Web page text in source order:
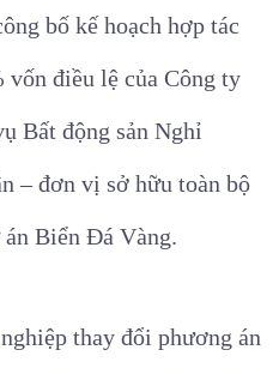
bố kế hoạch hợp tác
vốn điều lệ của Công ty
Bất động sản Nghỉ
– đơn vị sở hữu toàn bộ
án Biển Đá Vàng.
thay đổi phương án